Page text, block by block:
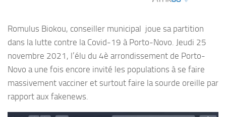
Romulus Biokou, conseiller municipal joue sa partition
dans la lutte contre la Covid-19 à Porto-Novo. Jeudi 25
novembre 2021, l’élu du 4è arrondissement de Porto-
Novo a une fois encore invité les populations à se faire
massivement vacciner et surtout faire la sourde oreille par
rapport aux fakenews.